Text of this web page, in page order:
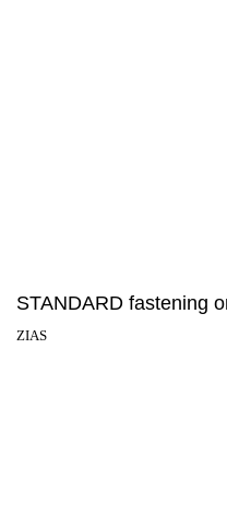
STANDARD fastening
ZIAS